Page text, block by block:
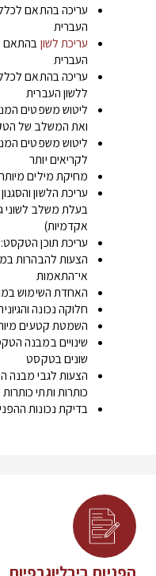
עריכה בהתאם
העברית
עריכת לשון בהתאם
העברית
עריכה בהתאם
ללשון העברית
ליטוש משפטים
ואת המשלב של
ליטוש משפטים
לקריאים יותר
מחיקת מילים
עריכת הלשון
בעלת משלב לשוני
אקדמיות)
עריכת תוכן הטקסט:
הצעות להבהרות
אי־התאמות
האחדת השימוש
חלוקה נכונה
השמטת קטעים
שינויים במבנה
שונים בטקסט
הצעות לגבי מבנה
כותרות ותתי כותרות
בדיקת נכונות